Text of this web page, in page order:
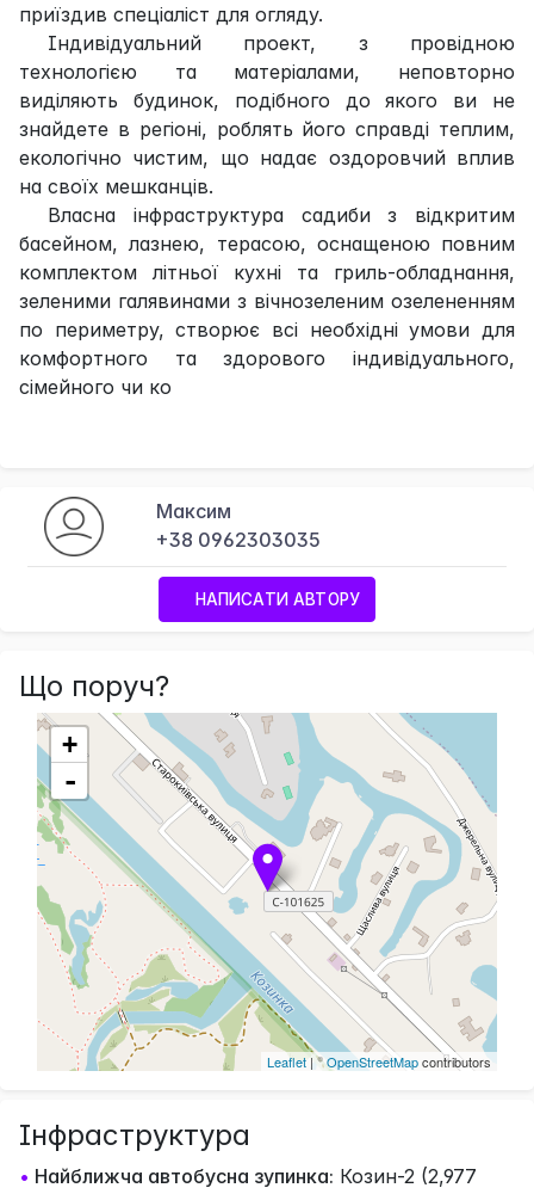
приїздив спеціаліст для огляду.
Індивідуальний проект, з провідною
технологією та матеріалами, неповторно
виділяють будинок, подібного до якого ви не
знайдете в регіоні, роблять його справді теплим,
екологічно чистим, що надає оздоровчий вплив
на своїх мешканців.
Власна інфраструктура садиби з відкритим
басейном, лазнею, терасою, оснащеною повним
комплектом літньої кухні та гриль-обладнання,
зеленими галявинами з вічнозеленим озелененням
по периметру, створює всі необхідні умови для
комфортного та здорового індивідуального,
сімейного чи ко
Максим
+38 0962303035
НАПИСАТИ АВТОРУ
Що поруч?
+
-
Leaflet| ©OpenStreetMapcontributors
Інфраструктура
• Найближча автобусна зупинка: Козин-2 (2,977